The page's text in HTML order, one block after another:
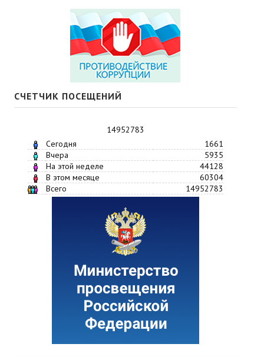
СЧЕТЧИК ПОСЕЩЕНИЙ
14952783
Сегодня
1661
Вчера
5935
На этой неделе
44128
В этом месяце
60304
Всего
14952783